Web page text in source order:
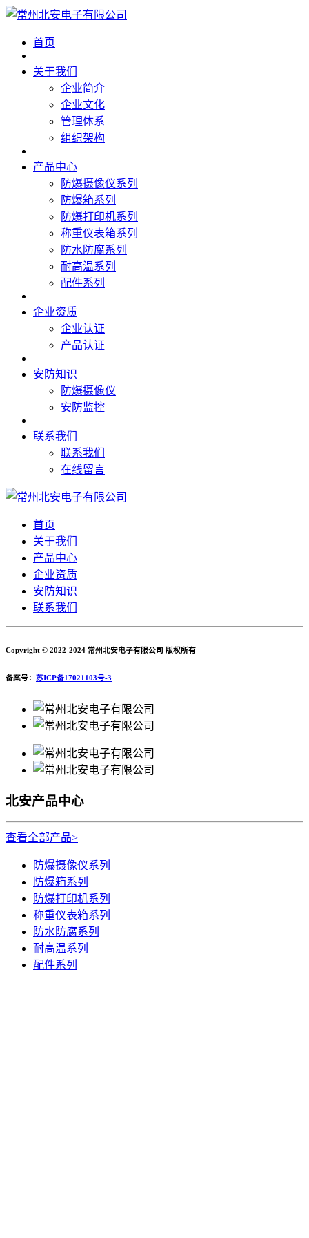
首页
|
关于我们
企业简介
企业文化
管理体系
组织架构
|
产品中心
防爆摄像仪系列
防爆箱系列
防爆打印机系列
称重仪表箱系列
防水防腐系列
耐高温系列
配件系列
|
企业资质
企业认证
产品认证
|
安防知识
防爆摄像仪
安防监控
|
联系我们
联系我们
在线留言
首页
关于我们
产品中心
企业资质
安防知识
联系我们
Copyright © 2022-2024 常州北安电子有限公司 版权所有
备案号： 苏ICP备17021103号-3
北安产品中心
查看全部产品>
防爆摄像仪系列
防爆箱系列
防爆打印机系列
称重仪表箱系列
防水防腐系列
耐高温系列
配件系列